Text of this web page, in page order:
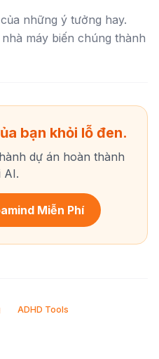
những ý tưởng hay.
máy biến chúng thành
bạn khỏi lỗ đen.
dự án hoàn thành
AI.
Miễn Phí
ADHD Tools